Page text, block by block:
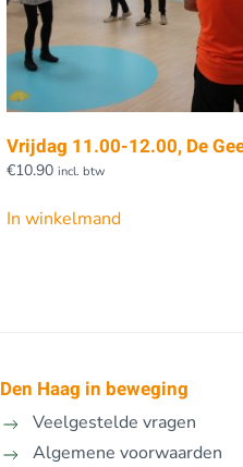
Vrijdag 11.00-12.00, De
€10.90 incl. btw
In winkelmand
Den Haag in beweging
Veelgestelde vragen
Algemene voorwaarden